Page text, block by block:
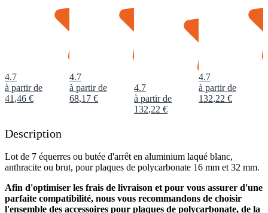
4.7
à partir de
41 ,46 €
4.7
à partir de
68,17 €
4.7
à partir de
132,22 €
4.7
à partir de
132,22 €
Description
Lot de 7 équerres ou butée d'arrêt en aluminium laqué blanc,
anthracite ou brut, pour plaques de polycarbonate 16 mm et 32 mm.
Afin d'optimiser les frais de livraison et pour vous assurer d'une
parfaite compatibilité, nous vous recommandons de choisir
l'ensemble des accessoires pour plaques de polycarbonate, de la